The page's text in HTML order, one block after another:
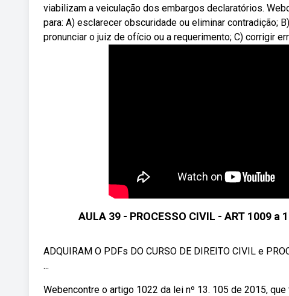
viabilizam a veiculação dos embargos declaratórios.
para: A) esclarecer obscuridade ou eliminar contradição;
pronunciar o juiz de ofício ou a requerimento; C) corrigir
AULA 39 - PROCESSO CIVIL - ART 1009 a
ADQUIRAM O PDFs DO CURSO DE DIREITO CIVIL e
...
Webencontre o artigo 1022 da lei nº 13. 105 de 2015,